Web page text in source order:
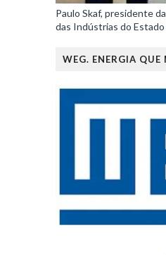
Paulo Skaf, presidente
das Indústrias do Estado
WEG. ENERGIA